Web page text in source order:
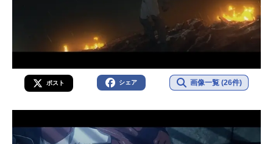
ポスト シェア 画像一覧 (26件)